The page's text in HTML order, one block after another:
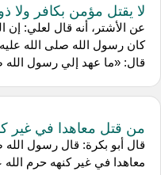
لا يقتل مؤمن بكافر ولا
عن الأشتر، أنه قال لعلي:
كان رسول الله صلى الله
قال: «ما عهد إلي رسول
من قتل معاهدا في غير
قال أبو بكرة: قال رسول
معاهدا في غير كنهه حرم الله